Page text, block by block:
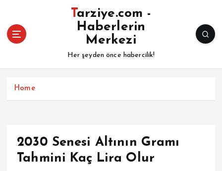
Tarziye.com -
Haberlerin
Merkezi
Her şeyden önce habercilik!
Home
2030 Senesi Altının Gramı
Tahmini Kaç Lira Olur